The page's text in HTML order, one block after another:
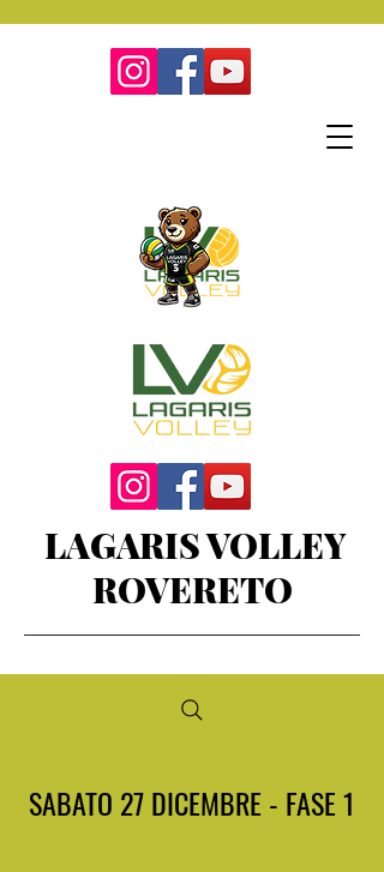
LAGARIS VOLLEY
ROVERETO
SABATO 27 DICEMBRE - FASE 1